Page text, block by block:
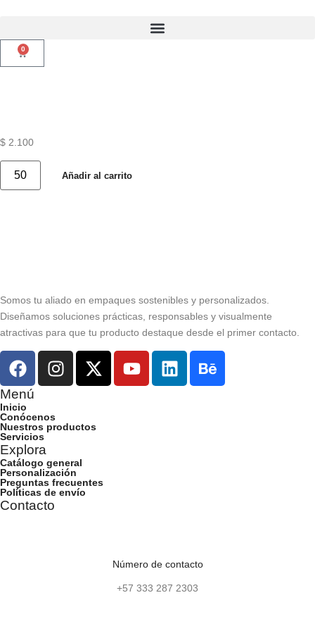
0
$ 2.100
Añadir al carrito
Somos tu aliado en empaques sostenibles y personalizados.
Diseñamos soluciones prácticas, responsables y visualmente
atractivas para que tu producto destaque desde el primer contacto.
Menú
Inicio
Conócenos
Nuestros productos
Servicios
Explora
Catálogo general
Personalización
Preguntas frecuentes
Políticas de envío
Contacto
Número de contacto
+57 333 287 2303